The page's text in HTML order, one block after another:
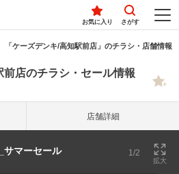
お気に入り さがす
「ケーズデンキ/高知駅前店」のチラシ・店舗情報
店のチラシ・セール情報
店舗詳細
サマーセール 1/2
拡大